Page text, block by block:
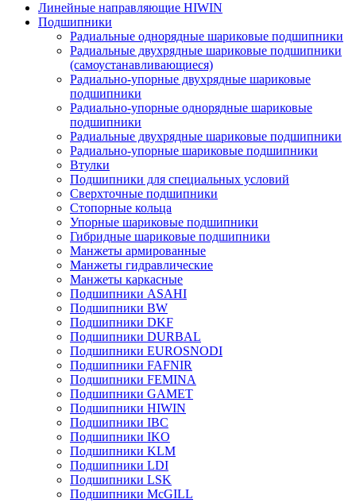
Линейные направляющие HIWIN
Подшипники
Радиальные однорядные шариковые подшипники
Радиальные двухрядные шариковые подшипники
(самоустанавливающиеся)
Радиально-упорные двухрядные шариковые
подшипники
Радиально-упорные однорядные шариковые
подшипники
Радиальные двухрядные шариковые подшипники
Радиально-упорные шариковые подшипники
Втулки
Подшипники для специальных условий
Сверхточные подшипники
Стопорные кольца
Упорные шариковые подшипники
Гибридные шариковые подшипники
Манжеты армированные
Манжеты гидравлические
Манжеты каркасные
Подшипники ASAHI
Подшипники BW
Подшипники DKF
Подшипники DURBAL
Подшипники EUROSNODI
Подшипники FAFNIR
Подшипники FEMINA
Подшипники GAMET
Подшипники HIWIN
Подшипники IBC
Подшипники IKO
Подшипники KLM
Подшипники LDI
Подшипники LSK
Подшипники McGILL